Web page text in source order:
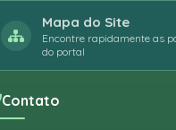
Mapa do Site
Encontre rapidamente as
do portal
Contato